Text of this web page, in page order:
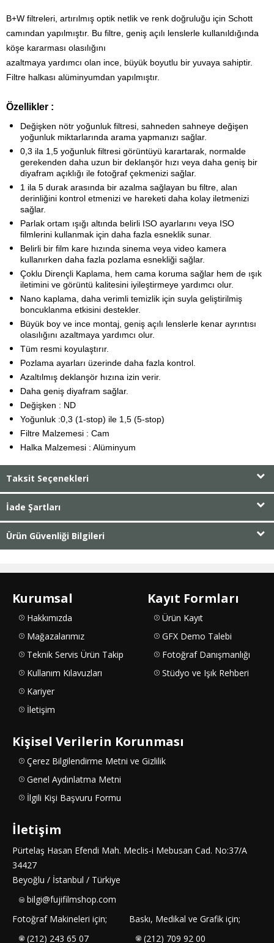
B+W filtreleri, artırılmış optik netlik ve renk doğruluğu için Schott
camından yapılmıştır. Bu filtre, geniş açılı lenslerle kullanıldığında
köşe kararması olasılığını
azaltmaya yardımcı olan ince, büyük boyutlu bir yuvaya sahiptir.
Filtre halkası alüminyumdan yapılmıştır.
Özellikler :
Değişken nötr yoğunluk filtresi, sahneden sahneye değişen
yoğunluk miktarlarında arama yapmanızı sağlar.
0,3 ila 1,5 yoğunluk filtresi görüntüyü karartarak, normalde
gerekenden daha uzun bir deklanşör hızı veya daha geniş bir
diyafram açıklığı ile fotoğraf çekmenizi sağlar.
1 ila 5 durak arasında bir azalma sağlayan bu filtre, alan
derinliğini kontrol etmenizi ve hareketi daha kolay iletmenizi
sağlar.
Parlak ortam ışığı altında belirli ISO ayarlarını veya ISO
filmlerini kullanmak için daha fazla esneklik sunar.
Belirli bir film kare hızında sinema veya video kamera
kullanırken daha fazla pozlama esnekliği sağlar.
Çoklu Dirençli Kaplama, hem cama koruma sağlar hem de ışık
iletimini ve görüntü kalitesini iyileştirmeye yardımcı olur.
Nano kaplama, daha verimli temizlik için suyla geliştirilmiş
boncuklanma etkisini destekler.
Büyük boy ve ince montaj, geniş açılı lenslerle kenar ayrıntısı
olasılığını azaltmaya yardımcı olur.
Tüm resmi koyulaştırır.
Pozlama ayarları üzerinde daha fazla kontrol.
Azaltılmış deklanşör hızına izin verir.
Daha geniş diyafram sağlar.
Değişken : ND
Yoğunluk :0,3 (1-stop) ile 1,5 (5-stop)
Filtre Malzemesi : Cam
Halka Malzemesi : Alüminyum
Taksit Seçenekleri
İade Şartları
Ürün Güvenliği Bilgileri
Kurumsal
Hakkımızda
Mağazalarımız
Teknik Servis Ürün Takip
Kullanım Kılavuzları
Kariyer
İletişim
Kayıt Formları
Ürün Kayıt
GFX Demo Talebi
Fotoğraf Danışmanlığı
Stüdyo ve Işık Rehberi
Kişisel Verilerin Korunması
Çerez Bilgilendirme Metni ve Gizlilik
Genel Aydınlatma Metni
İlgili Kişi Başvuru Formu
İletişim
Pürtelaş Hasan Efendi Mah. Meclis-i Mebusan Cad. No:37/A
34427
Beyoğlu / İstanbul / Türkiye
bilgi@fujifilmshop.com
Fotoğraf Makineleri için;
(212) 243 65 07
Baskı, Medikal ve Grafik için;
(212) 709 92 00